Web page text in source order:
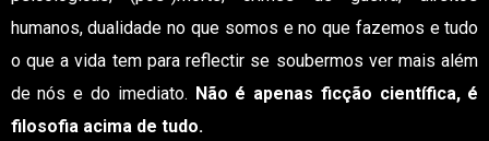
humanos, dualidade no que somos e no que fazemos e tudo
o que a vida tem para reflectir se soubermos ver mais além
de nós e do imediato. Não é apenas ficção científica, é
filosofia acima de tudo.